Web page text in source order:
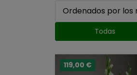
Todas
119,00 €